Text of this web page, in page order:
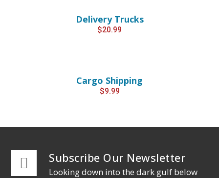
Delivery Trucks
$20.99
Cargo Shipping
$9.99
Subscribe Our Newsletter
Looking down into the dark gulf below